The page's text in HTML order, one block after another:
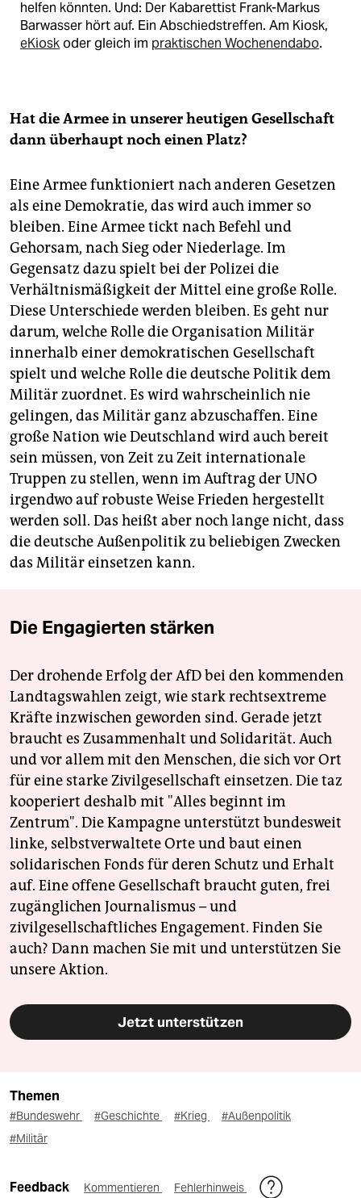
helfen könnten. Und: Der Kabarettist Frank-Markus
Barwasser hört auf. Ein Abschiedstreffen. Am Kiosk,
eKioskoder gleich im praktischen Wochenendabo.
Hat die Armee in unserer heutigen Gesellschaft
dann überhaupt noch einen Platz?
Eine Armee funktioniert nach anderen Gesetzen
als eine Demokratie, das wird auch immer so
bleiben. Eine Armee tickt nach Befehl und
Gehorsam, nach Sieg oder Niederlage. Im
Gegensatz dazu spielt bei der Polizei die
Verhältnismäßigkeit der Mittel eine große Rolle.
Diese Unterschiede werden bleiben. Es geht nur
darum, welche Rolle die Organisation Militär
innerhalb einer demokratischen Gesellschaft
spielt und welche Rolle die deutsche Politik dem
Militär zuordnet. Es wird wahrscheinlich nie
gelingen, das Militär ganz abzuschaffen. Eine
große Nation wie Deutschland wird auch bereit
sein müssen, von Zeit zu Zeit internationale
Truppen zu stellen, wenn im Auftrag der UNO
irgendwo auf robuste Weise Frieden hergestellt
werden soll. Das heißt aber noch lange nicht, dass
die deutsche Außenpolitik zu beliebigen Zwecken
das Militär einsetzen kann.
Die Engagierten stärken
Der drohende Erfolg der AfD bei den kommenden
Landtagswahlen zeigt, wie stark rechtsextreme
Kräfte inzwischen geworden sind. Gerade jetzt
braucht es Zusammenhalt und Solidarität. Auch
und vor allem mit den Menschen, die sich vor Ort
für eine starke Zivilgesellschaft einsetzen. Die taz
kooperiert deshalb mit "Alles beginnt im
Zentrum". Die Kampagne unterstützt bundesweit
linke, selbstverwaltete Orte und baut einen
solidarischen Fonds für deren Schutz und Erhalt
auf. Eine offene Gesellschaft braucht guten, frei
zugänglichen Journalismus – und
zivilgesellschaftliches Engagement. Finden Sie
auch? Dann machen Sie mit und unterstützen Sie
unsere Aktion.
Jetzt unterstützen
Themen
#Bundeswehr #Geschichte #Krieg
#Außenpolitik
#Militär
Feedback Kommentieren Fehlerhinweis